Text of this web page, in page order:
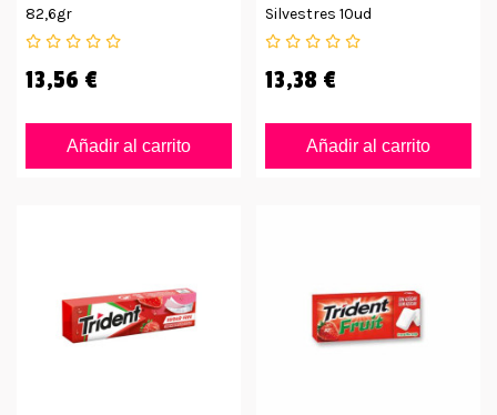
82,6gr
13,56 €
Añadir al carrito
Silvestres 10ud
13,38 €
Añadir al carrito